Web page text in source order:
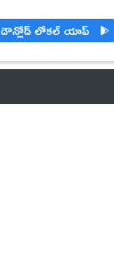
డౌన్లోడ్ లోకల్ యాప్